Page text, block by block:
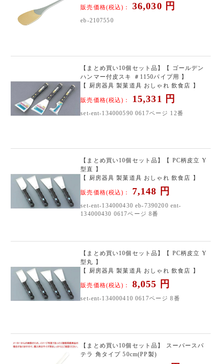
販売価格(税込)： 36,030 円
eb-2107550
【まとめ買い10個セット品】【 ゴールデン
ハンマー付皮スキ ＃1150パイプ用 】
【 厨房器具 製菓道具 おしゃれ 飲食店 】
販売価格(税込)： 15,331 円
set-ent-134000590 0617ページ 12番
【まとめ買い10個セット品】【 PC柄皮立 Y
型直 】
【 厨房器具 製菓道具 おしゃれ 飲食店 】
販売価格(税込)： 7,148 円
set-ent-134000430 eb-7390200 ent-
134000430 0617ページ 8番
【まとめ買い10個セット品】【 PC柄皮立 Y
型丸 】
【 厨房器具 製菓道具 おしゃれ 飲食店 】
販売価格(税込)： 8,055 円
set-ent-134000410 0617ページ 8番
【まとめ買い10個セット品】 スーパースパ
テラ 角タイプ 50cm(PP製)